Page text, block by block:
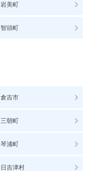
岩美町
智頭町
倉吉市
三朝町
琴浦町
日吉津村